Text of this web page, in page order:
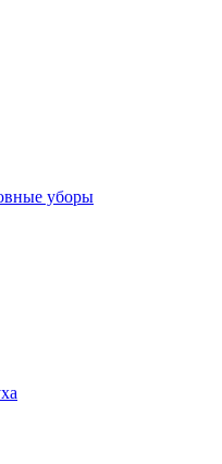
уборы